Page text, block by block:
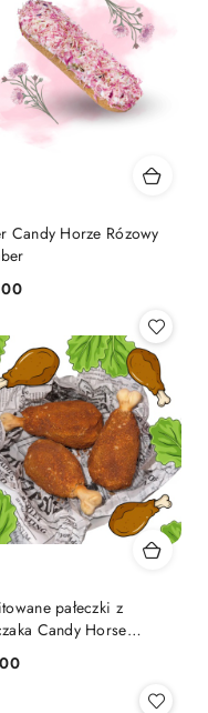
Candy Horze Rózowy
pałeczki z
Candy Horse